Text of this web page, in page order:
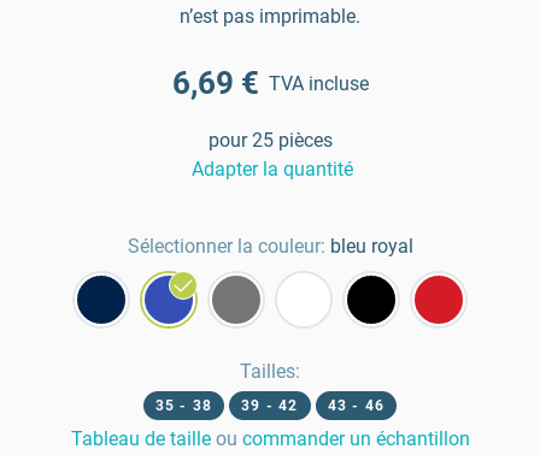
n’est pas imprimable.
6,69 € TVA incluse
pour 25 pièces
Adapter la quantité
Sélectionner la couleur: bleu royal
Tailles:
35 - 38 39 - 42 43 - 46
Tableau de taille ou commander un échantillon